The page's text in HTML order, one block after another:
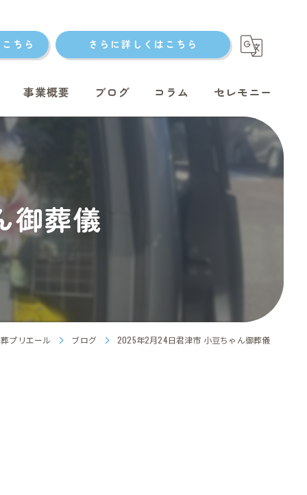
ちら さらに詳しくはこちら
葬
葬
火葬
事業概要 ブログ コラム セレモニー
御葬儀
プリエール ブログ 2025年2月24日君津市 小豆ちゃん御葬儀